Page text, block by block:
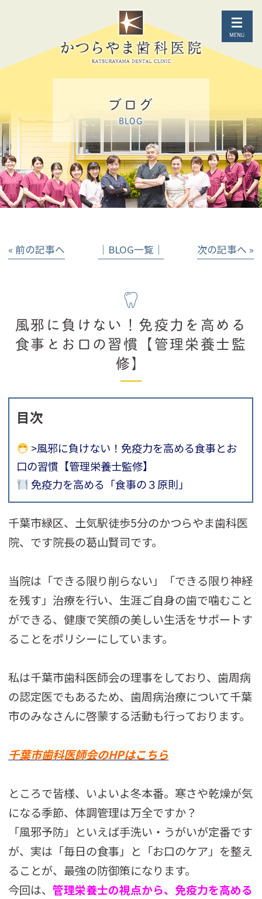
ブログ
BLOG
« 前の記事へ │BLOG一覧│ 次の記事へ »
風邪に負けない！免疫力を高める
食事とお口の習慣【管理栄養士監
修】
目次
>風邪に負けない！免疫力を高める食事とお
口の習慣【管理栄養士監修】
免疫力を高める「食事の３原則」
千葉市緑区、土気駅徒歩5分のかつらやま歯科医
院、です院長の葛山賢司です。
当院は「できる限り削らない」「できる限り神経
を残す」治療を行い、生涯ご自身の歯で噛むこと
ができる、健康で笑顔の美しい生活をサポートす
ることをポリシーにしています。
私は千葉市歯科医師会の理事をしており、歯周病
の認定医でもあるため、歯周病治療について千葉
市のみなさんに啓蒙する活動も行っております。
千葉市歯科医師会のHPはこちら
ところで皆様、いよいよ冬本番。寒さや乾燥が気
になる季節、体調管理は万全ですか？
「風邪予防」といえば手洗い・うがいが定番です
が、実は「毎日の食事」と「お口のケア」を整え
ることが、最強の防御策になります。
今回は、管理栄養士の視点から、免疫力を高める